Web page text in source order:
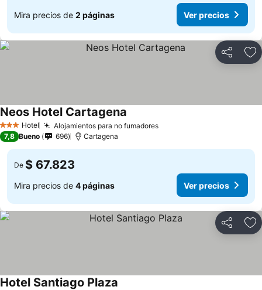
Mira precios de 2 páginas Ver precios
Compartir
3 Estrellas
Hotel Alojamientos para no fumadoresVer precios
Neos Hotel Cartagena
7,8 Bueno 696 Cartagena
De $ 67.823
Mira precios de 4 páginas Ver precios
Compartir
Hotel Santiago Plaza